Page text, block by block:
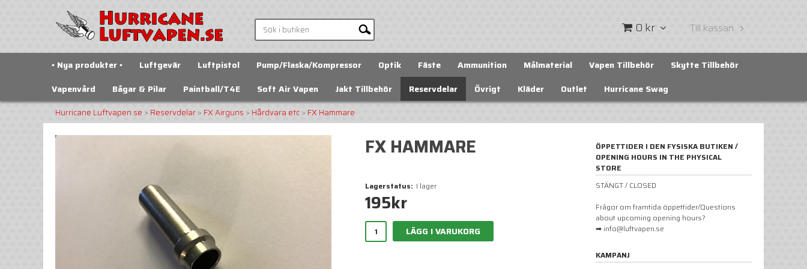
0 kr Till kassan
▪️ Nya produkter ▪️ Luftgevär Luftpistol Pump/Flaska/Kompressor Optik Fäste Ammunition Målmaterial Vapen Tillbehör
Skytte Tillbehör
Vapenvård
Bågar & Pilar Paintball/T4E Soft Air Vapen Jakt Tillbehör Reservdelar Övrigt Kläder Outlet Hurricane Swag
Hurricane Luftvapen.se > Reservdelar> FX Airguns > Hårdvara etc> FX Hammare
FX HAMMARE
Lagerstatus: I lager
195kr
LÄGG I VARUKORG
ÖPPETTIDER I DEN FYSISKA BUTIKEN /
OPENING HOURS IN THE PHYSICAL
STORE
STÄNGT / CLOSED
Frågor om framtida öppettider/Questions
about upcoming opening hours?
➡ info@luftvapen.se
KAMPANJ